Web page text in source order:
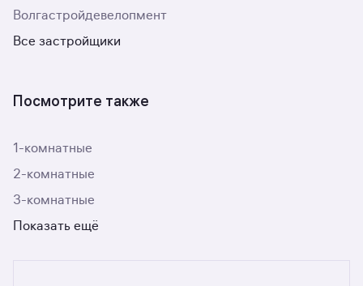
Волгастройдевелопмент
Все застройщики
Посмотрите также
1-комнатные
2-комнатные
3-комнатные
Показать ещё